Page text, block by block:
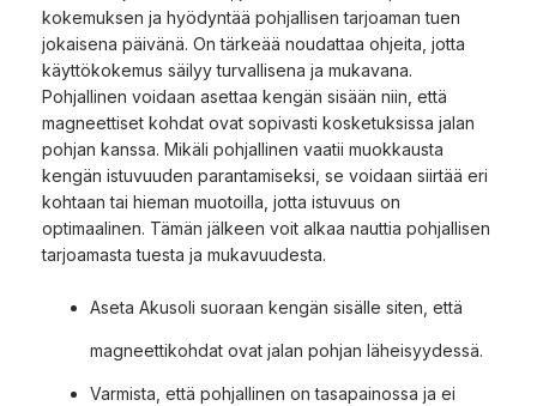
kokemuksen ja hyödyntää pohjallisen tarjoaman tuen
jokaisena päivänä. On tärkeää noudattaa ohjeita, jotta
käyttökokemus säilyy turvallisena ja mukavana.
Pohjallinen voidaan asettaa kengän sisään niin, että
magneettiset kohdat ovat sopivasti kosketuksissa jalan
pohjan kanssa. Mikäli pohjallinen vaatii muokkausta
kengän istuvuuden parantamiseksi, se voidaan siirtää eri
kohtaan tai hieman muotoilla, jotta istuvuus on
optimaalinen. Tämän jälkeen voit alkaa nauttia pohjallisen
tarjoamasta tuesta ja mukavuudesta.
Aseta Akusoli suoraan kengän sisälle siten, että
magneettikohdat ovat jalan pohjan läheisyydessä.
Varmista, että pohjallinen on tasapainossa ja ei